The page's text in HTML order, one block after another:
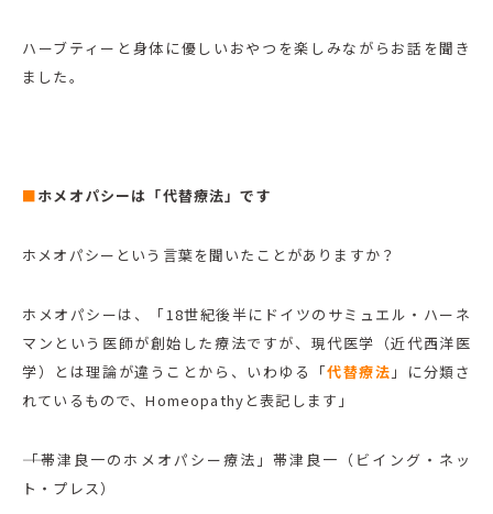
ハーブティーと身体に優しいおやつを楽しみながらお話を聞き
ました。
■ホメオパシーは「代替療法」です
ホメオパシーという言葉を聞いたことがありますか？
ホメオパシーは、「18世紀後半にドイツのサミュエル・ハーネ
マンという医師が創始した療法ですが、現代医学（近代西洋医
学）とは理論が違うことから、いわゆる「代替療法 」に分類さ
れているもので、Homeopathyと表記します」
――「帯津良一のホメオパシー療法」帯津良一（ビイング・ネッ
ト・プレス）